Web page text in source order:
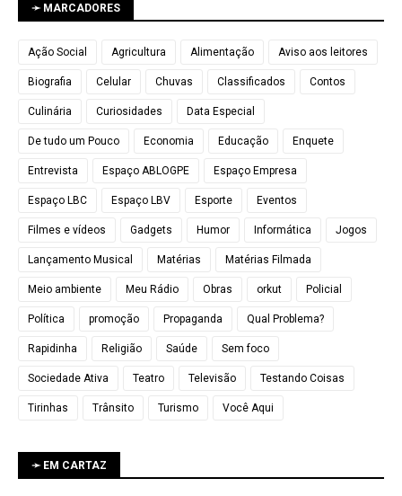
➛ MARCADORES
Ação Social Agricultura Alimentação Aviso aos leitores
Biografia Celular Chuvas Classificados Contos
Culinária Curiosidades Data Especial
De tudo um Pouco Economia Educação Enquete
Entrevista Espaço ABLOGPE Espaço Empresa
Espaço LBC Espaço LBV Esporte Eventos
Filmes e vídeos Gadgets Humor Informática Jogos
Lançamento Musical Matérias Matérias Filmada
Meio ambiente Meu Rádio Obras orkut Policial
Política promoção Propaganda Qual Problema?
Rapidinha Religião Saúde Sem foco
Sociedade Ativa Teatro Televisão Testando Coisas
Tirinhas Trânsito Turismo Você Aqui
➛ EM CARTAZ